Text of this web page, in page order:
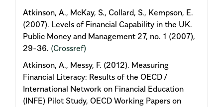
Atkinson, A., McKay, S., Collard, S., Kempson, E.
(2007). Levels of Financial Capability in the UK.
Public Money and Management 27, no. 1 (2007),
29-36. (Crossref)
Atkinson, A., Messy, F. (2012). Measuring
Financial Literacy: Results of the OECD /
International Network on Financial Education
(INFE) Pilot Study, OECD Working Papers on